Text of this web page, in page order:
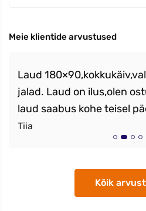
Meie klientide arvustused
Laud
jalad. Laud on ilus,olen
laud saabus kohe teisel
Tiia
Kõik